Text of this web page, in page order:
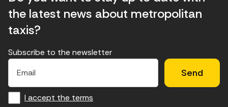
the latest news about metropolitan
taxis?
E
f
o
E
c
a
H
u
d
×
Subscribe to the newsletter
E
a
i
I accept the terms